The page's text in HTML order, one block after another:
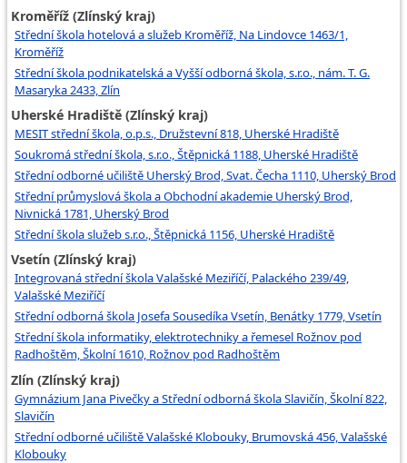
Kroměříž (Zlínský kraj)
Střední škola hotelová a služeb Kroměříž, Na Lindovce 1463/1,
Kroměříž
Střední škola podnikatelská a Vyšší odborná škola, s.r.o., nám. T. G.
Masaryka 2433, Zlín
Uherské Hradiště (Zlínský kraj)
MESIT střední škola, o.p.s., Družstevní 818, Uherské Hradiště
Soukromá střední škola, s.r.o., Štěpnická 1188, Uherské Hradiště
Střední odborné učiliště Uherský Brod, Svat. Čecha 1110, Uherský Brod
Střední průmyslová škola a Obchodní akademie Uherský Brod,
Nivnická 1781, Uherský Brod
Střední škola služeb s.r.o., Štěpnická 1156, Uherské Hradiště
Vsetín (Zlínský kraj)
Integrovaná střední škola Valašské Meziříčí, Palackého 239/49,
Valašské Meziříčí
Střední odborná škola Josefa Sousedíka Vsetín, Benátky 1779, Vsetín
Střední škola informatiky, elektrotechniky a řemesel Rožnov pod
Radhoštěm, Školní 1610, Rožnov pod Radhoštěm
Zlín (Zlínský kraj)
Gymnázium Jana Pivečky a Střední odborná škola Slavičín, Školní 822,
Slavičín
Střední odborné učiliště Valašské Klobouky, Brumovská 456, Valašské
Klobouky